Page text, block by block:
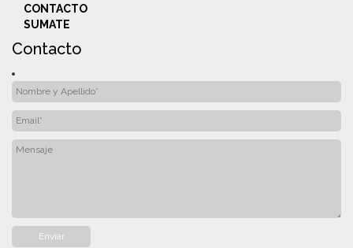
CONTACTO
SUMATE
Contacto